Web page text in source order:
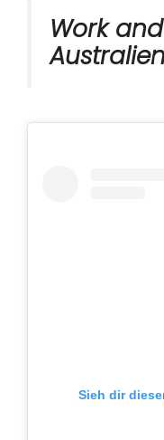
Work
Sieh dir